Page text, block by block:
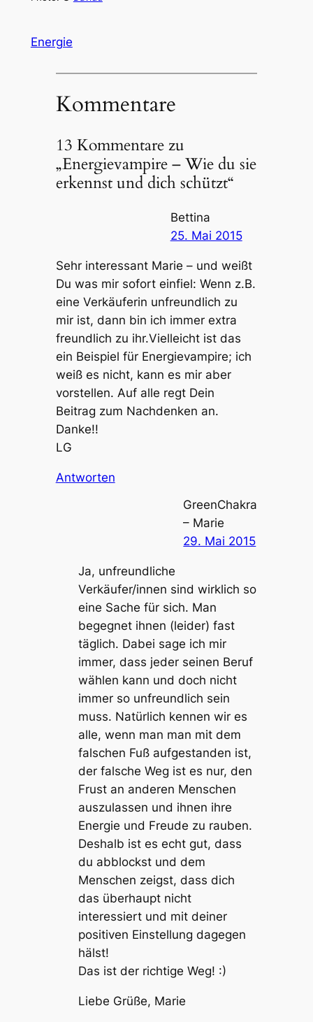
Energie
Kommentare
13 Kommentare zu
„Energievampire – Wie du sie
erkennst und dich schützt“
Bettina
25. Mai 2015
Sehr interessant Marie – und weißt
Du was mir sofort einfiel: Wenn z.B.
eine Verkäuferin unfreundlich zu
mir ist, dann bin ich immer extra
freundlich zu ihr.Vielleicht ist das
ein Beispiel für Energievampire; ich
weiß es nicht, kann es mir aber
vorstellen. Auf alle regt Dein
Beitrag zum Nachdenken an.
Danke!!
LG
Antworten
GreenChakra
– Marie
29. Mai 2015
Ja, unfreundliche
Verkäufer/innen sind wirklich so
eine Sache für sich. Man
begegnet ihnen (leider) fast
täglich. Dabei sage ich mir
immer, dass jeder seinen Beruf
wählen kann und doch nicht
immer so unfreundlich sein
muss. Natürlich kennen wir es
alle, wenn man man mit dem
falschen Fuß aufgestanden ist,
der falsche Weg ist es nur, den
Frust an anderen Menschen
auszulassen und ihnen ihre
Energie und Freude zu rauben.
Deshalb ist es echt gut, dass
du abblockst und dem
Menschen zeigst, dass dich
das überhaupt nicht
interessiert und mit deiner
positiven Einstellung dagegen
hälst!
Das ist der richtige Weg! :)
Liebe Grüße, Marie